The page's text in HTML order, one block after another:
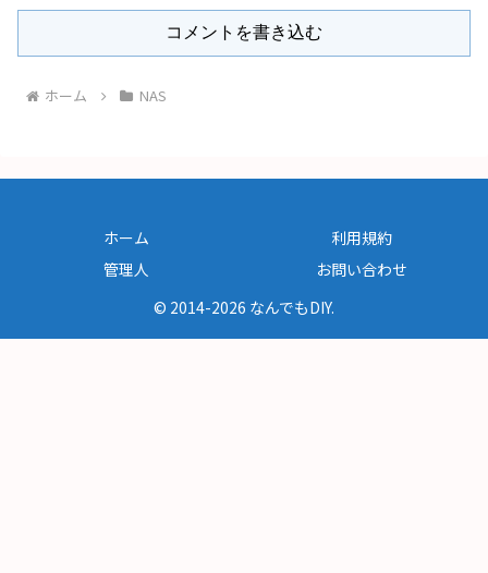
コメントを書き込む
ホーム NAS
ホーム
利用規約
管理人
お問い合わせ
© 2014-2026 なんでもDIY.